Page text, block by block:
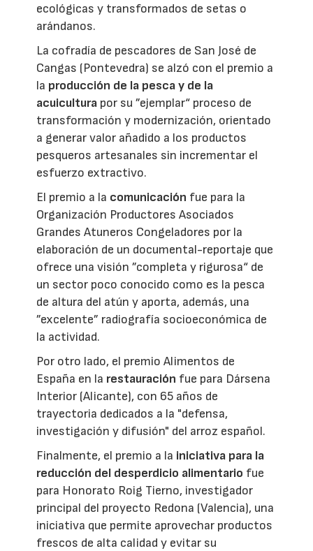
ecológicas y transformados de setas o
arándanos.
La cofradía de pescadores de San José de
Cangas (Pontevedra) se alzó con el premio a
la producción de la pesca y de la
acuicultura por su ”ejemplar“ proceso de
transformación y modernización, orientado
a generar valor añadido a los productos
pesqueros artesanales sin incrementar el
esfuerzo extractivo.
El premio a la comunicación fue para la
Organización Productores Asociados
Grandes Atuneros Congeladores por la
elaboración de un documental-reportaje que
ofrece una visión ”completa y rigurosa“ de
un sector poco conocido como es la pesca
de altura del atún y aporta, además, una
”excelente” radiografía socioeconómica de
la actividad.
Por otro lado, el premio Alimentos de
España en la restauración fue para Dársena
Interior (Alicante), con 65 años de
trayectoria dedicados a la "defensa,
investigación y difusión" del arroz español.
Finalmente, el premio a la iniciativa para la
reducción del desperdicio alimentario fue
para Honorato Roig Tierno, investigador
principal del proyecto Redona (Valencia), una
iniciativa que permite aprovechar productos
frescos de alta calidad y evitar su